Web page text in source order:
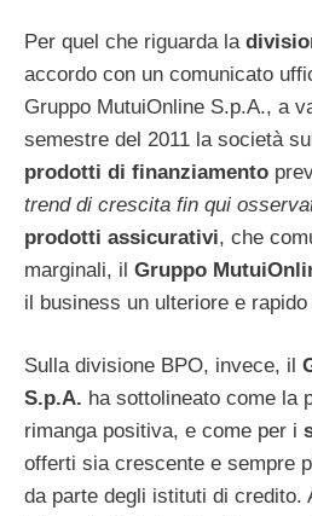
Per quel che riguarda la
accordo con un comunicato
Gruppo MutuiOnline S.p.A., a
semestre del 2011 la società
prodotti di finanziamento
trend di crescita fin qui
prodotti assicurativi, che
marginali, il Gruppo
il business un ulteriore e
Sulla divisione BPO, invece, il
S.p.A. ha sottolineato come la
rimanga positiva, e come per i
offerti sia crescente e sempre
da parte degli istituti di credito.